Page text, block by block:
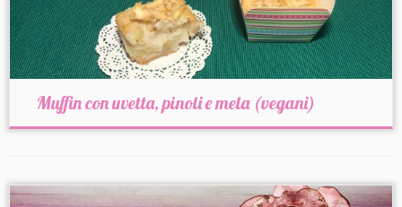
Muffin con uvetta, pinoli e mela (vegani)